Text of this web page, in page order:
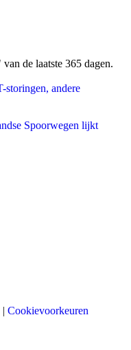
de laatste 365 dagen.
storingen, andere
Spoorwegen lijkt
| Cookievoorkeuren